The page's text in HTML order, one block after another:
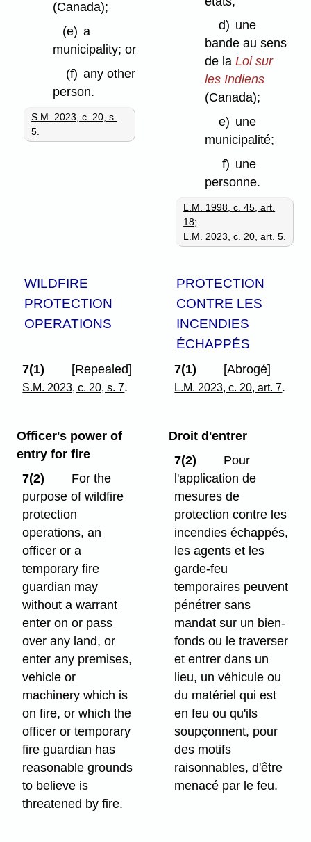
(Canada);
(e) a
municipality; or
(f) any other
person.
S.M. 2023, c. 20, s.
5
d) une
bande au sens
de laLoi sur
les Indiens
(Canada);
e) une
municipalité;
f) une
personne.
L.M. 1998, c. 45, art.
18;
L.M. 2023, c. 20, art. 5
WILDFIRE
PROTECTION
OPERATIONS
PROTECTION
CONTRE LES
INCENDIES
ÉCHAPPÉS
7(1) [Repealed]
S.M. 2023, c. 20, s. 7.
7(1) [Abrogé]
L.M. 2023, c. 20, art. 7.
Officer's power of
entry for fire
7(2)
For the
purpose of wildfire
protection
operations, an
officer or a
temporary fire
guardian may
without a warrant
enter on or pass
over any land, or
enter any premises,
vehicle or
machinery which is
on fire, or which the
officer or temporary
fire guardian has
reasonable grounds
to believe is
threatened by fire.
Droit d'entrer
7(2)
Pour
l'application de
mesures de
protection contre les
incendies échappés,
les agents et les
garde-feu
temporaires peuvent
pénétrer sans
mandat sur un bien-
fonds ou le traverser
et entrer dans un
lieu, un véhicule ou
du matériel qui est
en feu ou qu'ils
soupçonnent, pour
des motifs
raisonnables, d'être
menacé par le feu.